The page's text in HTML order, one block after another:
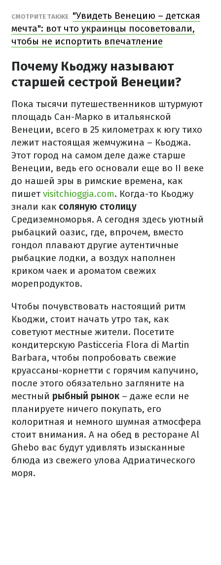
СМОТРИТЕ ТАКЖЕ "Увидеть Венецию – детская
мечта": вот что украинцы посоветовали,
чтобы не испортить впечатление
Почему Кьоджу называют
старшей сестрой Венеции?
Пока тысячи путешественников штурмуют
площадь Сан-Марко в итальянской
Венеции, всего в 25 километрах к югу тихо
лежит настоящая жемчужина – Кьоджа.
Этот город на самом деле даже старше
Венеции, ведь его основали еще во II веке
до нашей эры в римские времена, как
пишетvisitchioggia.com. Когда-то Кьоджу
знали как соляную столицу
Средиземноморья. А сегодня здесь уютный
рыбацкий оазис, где, впрочем, вместо
гондол плавают другие аутентичные
рыбацкие лодки, а воздух наполнен
криком чаек и ароматом свежих
морепродуктов.
Чтобы почувствовать настоящий ритм
Кьоджи, стоит начать утро так, как
советуют местные жители. Посетите
кондитерскую Pasticceria Flora di Martin
Barbara, чтобы попробовать свежие
круассаны-корнетти с горячим капучино,
после этого обязательно загляните на
местный рыбный рынок – даже если не
планируете ничего покупать, его
колоритная и немного шумная атмосфера
стоит внимания. А на обед в ресторане Al
Ghebo вас будут удивлять изысканные
блюда из свежего улова Адриатического
моря.